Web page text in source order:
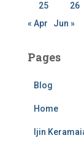
25 26
« Apr
Jun »
Pages
Blog
Home
Ijin